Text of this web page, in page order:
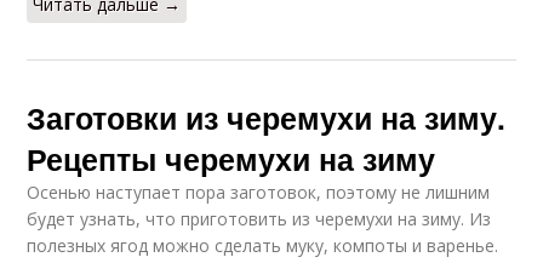
Заготовки из черемухи на зиму.
Рецепты черемухи на зиму
Осенью наступает пора заготовок, поэтому не лишним
будет узнать, что приготовить из черемухи на зиму. Из
полезных ягод можно сделать муку, компоты и варенье.